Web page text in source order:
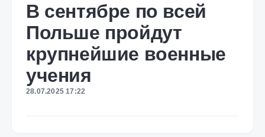
В сентябре по всей
Польше пройдут
крупнейшие военные
учения
28.07.2025 17:22